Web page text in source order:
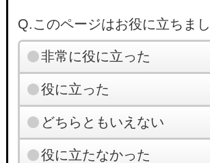
Q.このページはお役に立ちま
非常に役に立った
役に立った
どちらともいえない
役に立たなかった